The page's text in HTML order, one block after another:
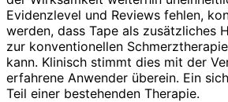
Evidenzlevel und Reviews fehlen,
werden, dass Tape als zusätzliches
zur konventionellen
kann. Klinisch stimmt dies mit der
erfahrene Anwender überein. Ein
Teil einer bestehenden Therapie.